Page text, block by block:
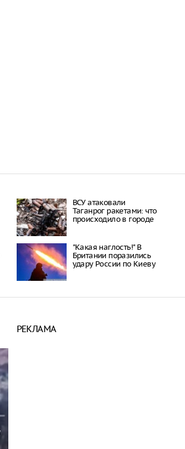
ВСУ атаковали
Таганрог ракетами: что
происходило в городе
"Какая наглость!" В
Британии поразились
удару России по Киеву
РЕКЛАМА